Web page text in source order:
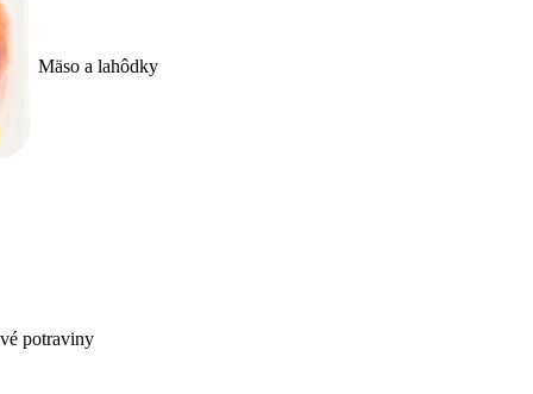
Mäso a lahôdky
potraviny